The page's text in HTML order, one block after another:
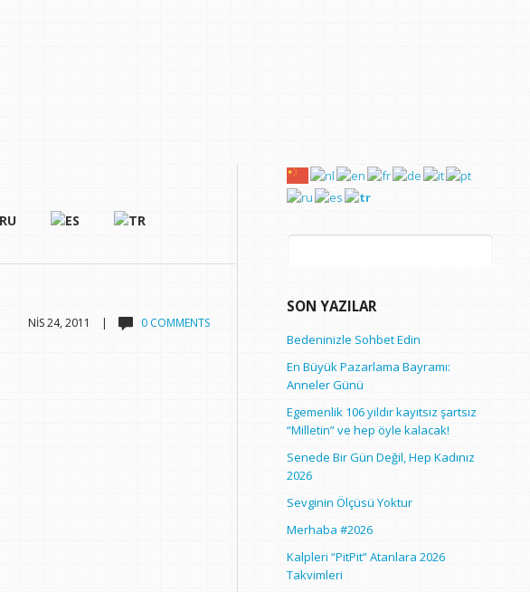
NIS 24, 2011 | 0 COMMENTS
Arama:
SON YAZILAR
Bedeninizle Sohbet Edin
En Büyük Pazarlama Bayramı:
Anneler Günü
Egemenlik 106 yıldır kayıtsız şartsız
“Milletin” ve hep öyle kalacak!
Senede Bir Gün Değil, Hep Kadınız
2026
Sevginin Ölçüsü Yoktur
Merhaba #2026
Kalpleri “PitPit” Atanlara 2026
Takvimleri